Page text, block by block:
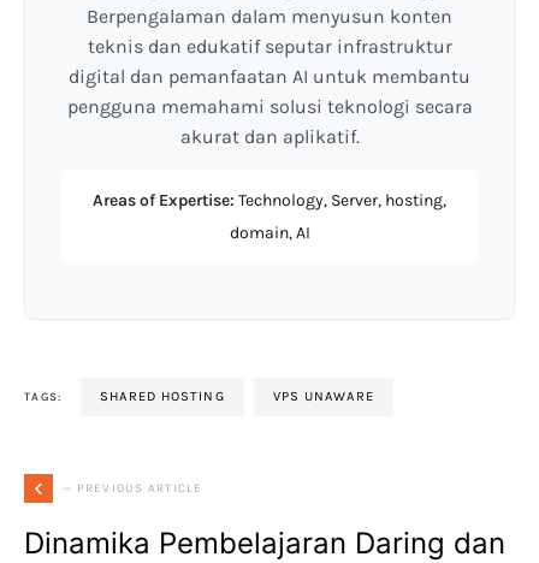
Berpengalaman dalam menyusun konten
teknis dan edukatif seputar infrastruktur
digital dan pemanfaatan AI untuk membantu
pengguna memahami solusi teknologi secara
akurat dan aplikatif.
Areas of Expertise: Technology, Server, hosting,
domain, AI
TAGS: SHARED HOSTING VPS UNAWARE
— PREVIOUS ARTICLE
Dinamika Pembelajaran Daring dan